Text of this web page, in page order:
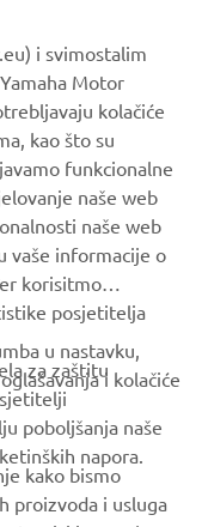
as an electric
EFI engine is
needs,
car, less
rear
ride, whatever
i svimostalim
Motor
kolačiće
kao što su
funkcionalne
naše web
naše web
vaše informacije o
korisitmo
posjetitelja
za zaštitu
poboljšanja naše
napora.
u nastavku,
i kolačiće
kako bismo
proizvoda i usluga